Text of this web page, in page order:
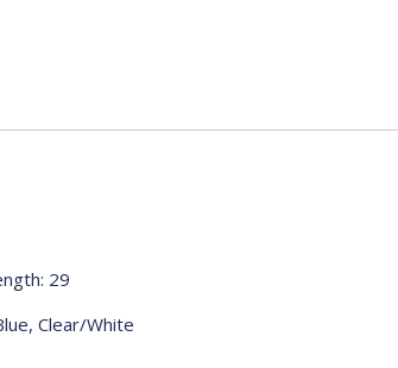
29
Clear/White